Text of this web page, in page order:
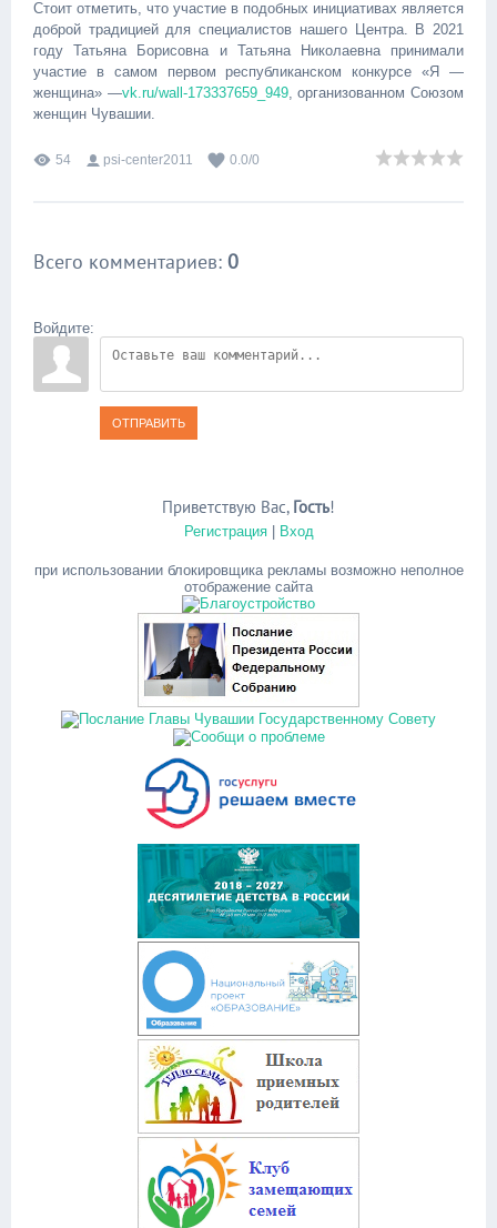
Стоит отметить, что участие в подобных инициативах является
доброй традицией для специалистов нашего Центра. В 2021
году Татьяна Борисовна и Татьяна Николаевна принимали
участие в самом первом республиканском конкурсе «Я —
женщина» —vk.ru/wall-173337659_949, организованном Союзом
женщин Чувашии.
54 psi-center2011 0.0/0
Всего комментариев: 0
Войдите:
ОТПРАВИТЬ
Приветствую Вас, Гость!
Регистрация| Вход
при использовании блокировщика рекламы возможно неполное
отображение сайта